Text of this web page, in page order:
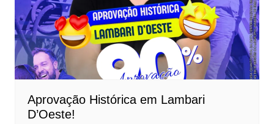
Aprovação Histórica em Lambari
D’Oeste!